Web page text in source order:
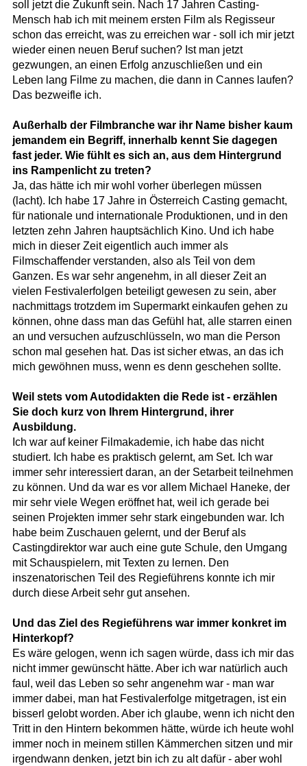
soll jetzt die Zukunft sein. Nach 17 Jahren Casting-
Mensch hab ich mit meinem ersten Film als Regisseur
schon das erreicht, was zu erreichen war - soll ich mir jetzt
wieder einen neuen Beruf suchen? Ist man jetzt
gezwungen, an einen Erfolg anzuschließen und ein
Leben lang Filme zu machen, die dann in Cannes laufen?
Das bezweifle ich.
Außerhalb der Filmbranche war ihr Name bisher kaum
jemandem ein Begriff, innerhalb kennt Sie dagegen
fast jeder. Wie fühlt es sich an, aus dem Hintergrund
ins Rampenlicht zu treten?
Ja, das hätte ich mir wohl vorher überlegen müssen
(lacht). Ich habe 17 Jahre in Österreich Casting gemacht,
für nationale und internationale Produktionen, und in den
letzten zehn Jahren hauptsächlich Kino. Und ich habe
mich in dieser Zeit eigentlich auch immer als
Filmschaffender verstanden, also als Teil von dem
Ganzen. Es war sehr angenehm, in all dieser Zeit an
vielen Festivalerfolgen beteiligt gewesen zu sein, aber
nachmittags trotzdem im Supermarkt einkaufen gehen zu
können, ohne dass man das Gefühl hat, alle starren einen
an und versuchen aufzuschlüsseln, wo man die Person
schon mal gesehen hat. Das ist sicher etwas, an das ich
mich gewöhnen muss, wenn es denn geschehen sollte.
Weil stets vom Autodidakten die Rede ist - erzählen
Sie doch kurz von Ihrem Hintergrund, ihrer
Ausbildung.
Ich war auf keiner Filmakademie, ich habe das nicht
studiert. Ich habe es praktisch gelernt, am Set. Ich war
immer sehr interessiert daran, an der Setarbeit teilnehmen
zu können. Und da war es vor allem Michael Haneke, der
mir sehr viele Wegen eröffnet hat, weil ich gerade bei
seinen Projekten immer sehr stark eingebunden war. Ich
habe beim Zuschauen gelernt, und der Beruf als
Castingdirektor war auch eine gute Schule, den Umgang
mit Schauspielern, mit Texten zu lernen. Den
inszenatorischen Teil des Regieführens konnte ich mir
durch diese Arbeit sehr gut ansehen.
Und das Ziel des Regieführens war immer konkret im
Hinterkopf?
Es wäre gelogen, wenn ich sagen würde, dass ich mir das
nicht immer gewünscht hätte. Aber ich war natürlich auch
faul, weil das Leben so sehr angenehm war - man war
immer dabei, man hat Festivalerfolge mitgetragen, ist ein
bisserl gelobt worden. Aber ich glaube, wenn ich nicht den
Tritt in den Hintern bekommen hätte, würde ich heute wohl
immer noch in meinem stillen Kämmerchen sitzen und mir
irgendwann denken, jetzt bin ich zu alt dafür - aber wohl